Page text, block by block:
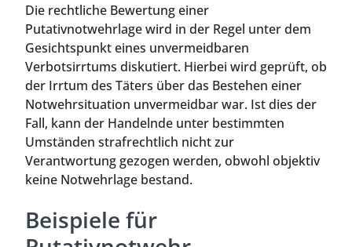
Die rechtliche Bewertung einer
Putativnotwehrlage wird in der Regel unter dem
Gesichtspunkt eines unvermeidbaren
Verbotsirrtums diskutiert. Hierbei wird geprüft, ob
der Irrtum des Täters über das Bestehen einer
Notwehrsituation unvermeidbar war. Ist dies der
Fall, kann der Handelnde unter bestimmten
Umständen strafrechtlich nicht zur
Verantwortung gezogen werden, obwohl objektiv
keine Notwehrlage bestand.
Beispiele für